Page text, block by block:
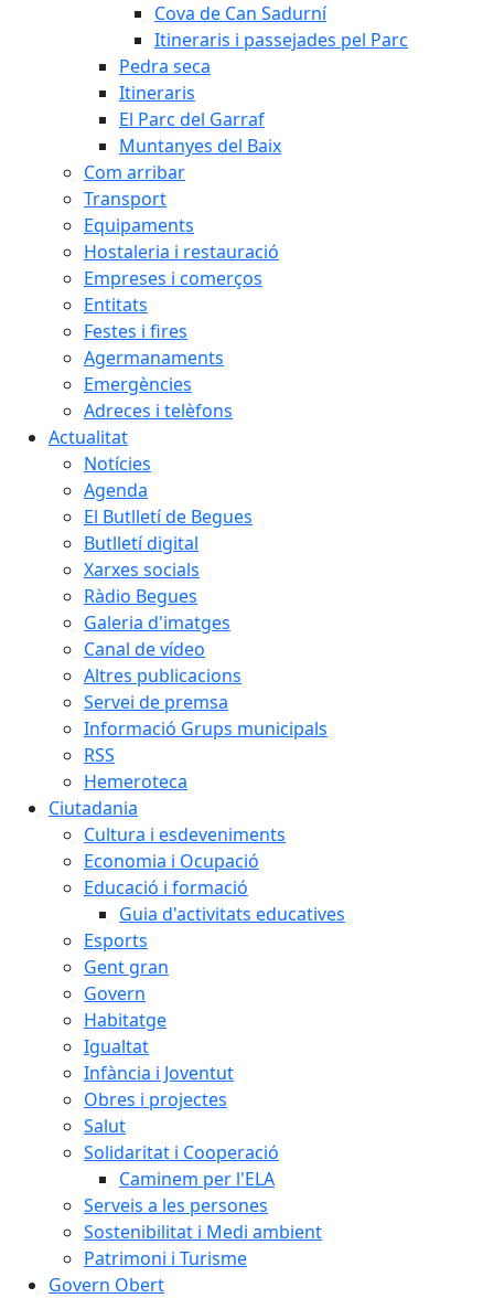
Cova de Can Sadurní
Itineraris i passejades pel Parc
Pedra seca
Itineraris
El Parc del Garraf
Muntanyes del Baix
Com arribar
Transport
Equipaments
Hostaleria i restauració
Empreses i comerços
Entitats
Festes i fires
Agermanaments
Emergències
Adreces i telèfons
Actualitat
Notícies
Agenda
El Butlletí de Begues
Butlletí digital
Xarxes socials
Ràdio Begues
Galeria d'imatges
Canal de vídeo
Altres publicacions
Servei de premsa
Informació Grups municipals
RSS
Hemeroteca
Ciutadania
Cultura i esdeveniments
Economia i Ocupació
Educació i formació
Guia d'activitats educatives
Esports
Gent gran
Govern
Habitatge
Igualtat
Infància i Joventut
Obres i projectes
Salut
Solidaritat i Cooperació
Caminem per l'ELA
Serveis a les persones
Sostenibilitat i Medi ambient
Patrimoni i Turisme
Govern Obert